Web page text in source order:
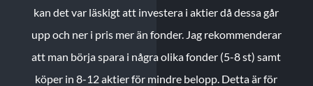
kan det var läskigt att investera i aktier då dessa går
upp och ner i pris mer än fonder. Jag rekommenderar
att man börja spara i några olika fonder (5-8 st) samt
köper in 8-12 aktier för mindre belopp. Detta är för